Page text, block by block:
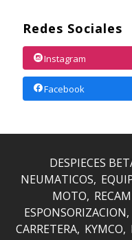
Redes Sociales
Instagram
Facebook
DESPIECES
NEUMATICOS
MOTO
ESPONSORIZACION
CARRETERA KYMCO